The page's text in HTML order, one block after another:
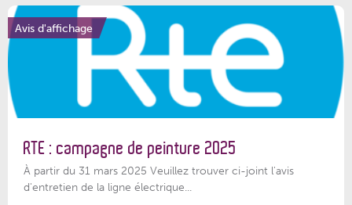
Avis d'affichage
RTE : campagne de peinture 2025
À partir du 31 mars 2025 Veuillez trouver ci-joint l'avis
d'entretien de la ligne électrique...